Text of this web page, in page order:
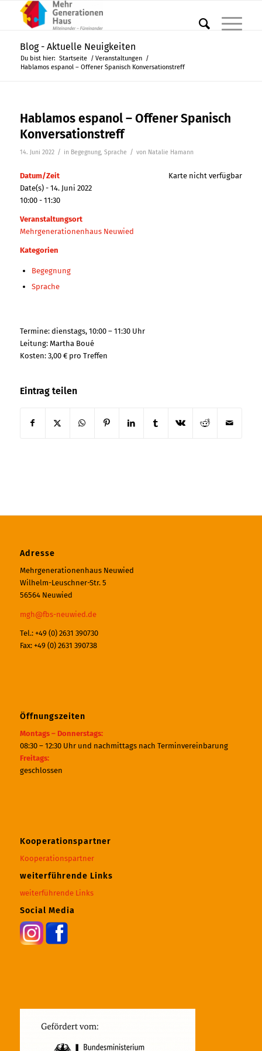
Blog - Aktuelle Neuigkeiten
Du bist hier: Startseite / Veranstaltungen /
Hablamos espanol – Offener Spanisch Konversationstreff
Hablamos espanol – Offener Spanisch
Konversationstreff
14. Juni 2022 / in Begegnung, Sprache / von Natalie Hamann
Karte nicht verfügbar
Datum/Zeit
Date(s) - 14. Juni 2022
10:00 - 11:30
Veranstaltungsort
Mehrgenerationenhaus Neuwied
Kategorien
Begegnung
Sprache
Termine: dienstags, 10:00 – 11:30 Uhr
Leitung: Martha Boué
Kosten: 3,00 € pro Treffen
Eintrag teilen
Adresse
Mehrgenerationenhaus Neuwied
Wilhelm-Leuschner-Str. 5
56564 Neuwied
mgh@fbs-neuwied.de
Tel.: +49 (0) 2631 390730
Fax: +49 (0) 2631 390738
Öffnungszeiten
Montags – Donnerstags:
08:30 – 12:30 Uhr und nachmittags nach Terminvereinbarung
Freitags:
geschlossen
Kooperationspartner
Kooperationspartner
weiterführende Links
weiterführende Links
Social Media